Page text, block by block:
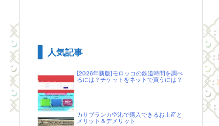
人気記事
[2026年新版]モロッコの鉄道時間を調べ
るには？チケットをネットで買うには？
カサブランカ空港で購入できるお土産と
メリット＆デメリット